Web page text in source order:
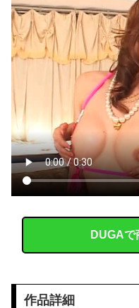
【画像】 本田望結の妹、本
同窓会帰りに既婚チ〇ポつ
スクリューボール←この変
【画像】 避難所の女がHす
DUGAで
作品詳細